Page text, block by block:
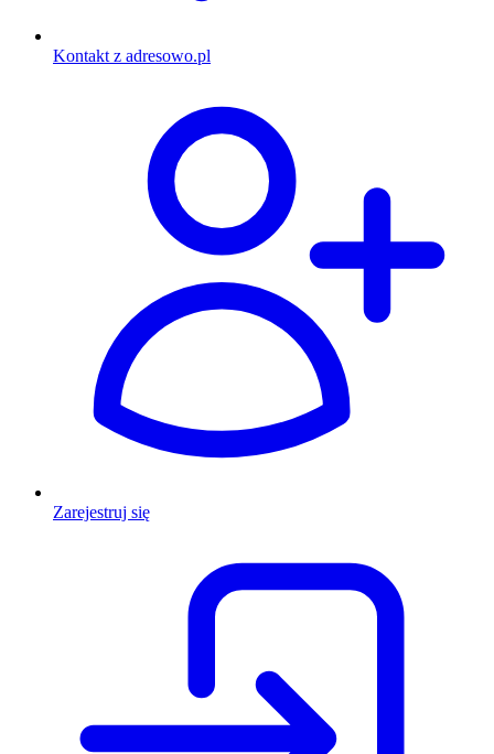
Kontakt z adresowo.pl
Zarejestruj się